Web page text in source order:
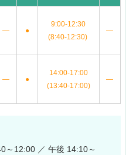
― ●
9:00-12:30
(8:40-12:30)
―
― ●
14:00-17:00
(13:40-17:00)
―
～12:00 ／ 午後 14:10～